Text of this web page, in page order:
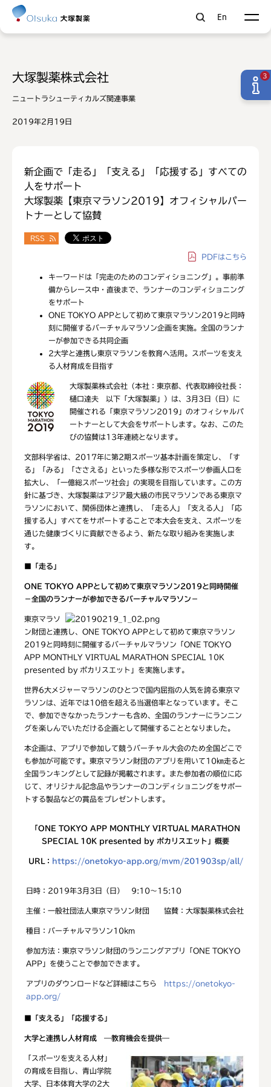
En
大塚製薬株式会社
ニュートラシューティカルズ関連事業
2019年2月19日
新企画で「走る」「支える」「応援する」すべての
人をサポート
大塚製薬【東京マラソン2019】オフィシャルパー
トナーとして協賛
RSS
PDFはこちら
キーワードは「完走のためのコンディショニング」。事前準
備からレース中・直後まで、ランナーのコンディショニング
をサポート
ONE TOKYO APPとして初めて東京マラソン2019と同時
刻に開催するバーチャルマラソン企画を実施。全国のランナ
ーが参加できる共同企画
2大学と連携し東京マラソンを教育へ活用。スポーツを支え
る人材育成を目指す
大塚製薬株式会社（本社：東京都、代表取締役社長：
樋口達夫 以下「大塚製薬」）は、3月3日（日）に
開催される「東京マラソン2019」のオフィシャルパ
ートナーとして大会をサポートします。なお、このた
びの協賛は13年連続となります。
文部科学省は、2017年に第2期スポーツ基本計画を策定し、「す
る」「みる」「ささえる」といった多様な形でスポーツ参画人口を
拡大し、「一億総スポーツ社会」の実現を目指しています。この方
針に基づき、大塚製薬はアジア最大級の市民マラソンである東京マ
ラソンにおいて、関係団体と連携し、「走る人」「支える人」「応
援する人」すべてをサポートすることで本大会を支え、スポーツを
通じた健康づくりに貢献できるよう、新たな取り組みを実施しま
す。
■ 「走る」
ONE TOKYO APPとして初めて東京マラソン2019と同時開催
－全国のランナーが参加できるバーチャルマラソン－
東京マラソ
ン財団と連携し、ONE TOKYO APPとして初めて東京マラソン
2019と同時刻に開催するバーチャルマラソン「ONE TOKYO
APP MONTHLY VIRTUAL MARATHON SPECIAL 10K
presented by ポカリスエット」を実施します。
世界6大メジャーマラソンのひとつで国内屈指の人気を誇る東京マ
ラソンは、近年では10倍を超える当選倍率となっています。そこ
で、参加できなかったランナーも含め、全国のランナーにランニン
グを楽しんでいただける企画として開催することとなりました。
本企画は、アプリで参加して競うバーチャル大会のため全国どこで
も参加が可能です。東京マラソン財団のアプリを用いて10㎞走ると
全国ランキングとして記録が掲載されます。また参加者の順位に応
じて、オリジナル記念品やランナーのコンディショニングをサポー
トする製品などの賞品をプレゼントします。
「ONE TOKYO APP MONTHLY VIRTUAL MARATHON
SPECIAL 10K presented by ポカリスエット」概要
URL： https://onetokyo-app.org/mvm/201903sp/all/
日時：2019年3月3日（日） 9:10～15:10
主催：一般社団法人東京マラソン財団 協賛：大塚製薬株式会社
種目：バーチャルマラソン10km
参加方法：東京マラソン財団のランニングアプリ「ONE TOKYO
APP」を使うことで参加できます。
アプリのダウンロードなど詳細はこちら
https://onetokyo-
app.org/
■ 「支える」「応援する」
大学と連携し人材育成 ―教育機会を提供―
「スポーツを支える人材」
の育成を目指し、青山学院
大学、日本体育大学の2大
3